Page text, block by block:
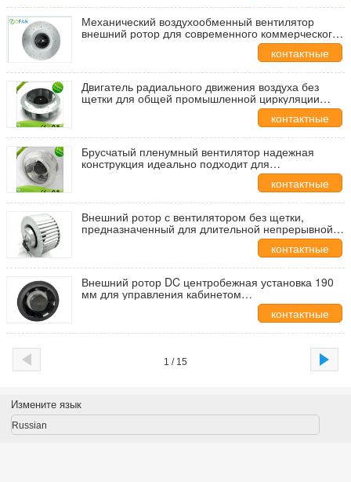
данные
Механический воздухообменный вентилятор
внешний ротор для современного коммерческого
контактные
данные
Двигатель радиального движения воздуха без
щетки для общей промышленной циркуляции
контактные
данные
Брусчатый пленумный вентилятор надежная
конструкция идеально подходит для
коммерческой HVAC воздушной подвески
контактные
данные
Внешний ротор с вентилятором без щетки,
предназначенный для длительной непрерывной
контактные
данные
Внешний ротор DC центробежная установка 190
мм для управления кабинетом
контактные
данные
1 / 15
Измените язык
Russian